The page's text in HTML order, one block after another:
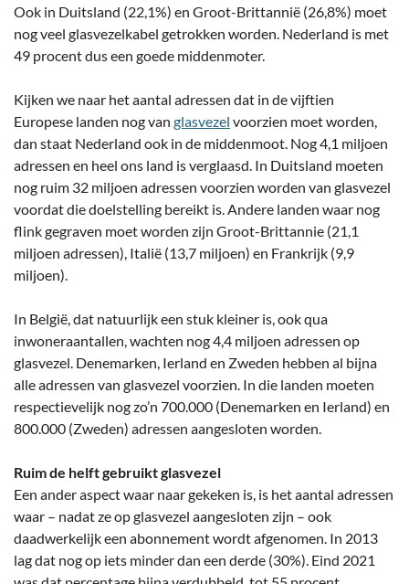
Ook in Duitsland (22,1%) en Groot-Brittannië (26,8%) moet
nog veel glasvezelkabel getrokken worden. Nederland is met
49 procent dus een goede middenmoter.
Kijken we naar het aantal adressen dat in de vijftien
Europese landen nog van glasvezel voorzien moet worden,
dan staat Nederland ook in de middenmoot. Nog 4,1 miljoen
adressen en heel ons land is verglaasd. In Duitsland moeten
nog ruim 32 miljoen adressen voorzien worden van glasvezel
voordat die doelstelling bereikt is. Andere landen waar nog
flink gegraven moet worden zijn Groot-Brittannie (21,1
miljoen adressen), Italië (13,7 miljoen) en Frankrijk (9,9
miljoen).
In België, dat natuurlijk een stuk kleiner is, ook qua
inwoneraantallen, wachten nog 4,4 miljoen adressen op
glasvezel. Denemarken, Ierland en Zweden hebben al bijna
alle adressen van glasvezel voorzien. In die landen moeten
respectievelijk nog zo’n 700.000 (Denemarken en Ierland) en
800.000 (Zweden) adressen aangesloten worden.
Ruim de helft gebruikt glasvezel
Een ander aspect waar naar gekeken is, is het aantal adressen
waar – nadat ze op glasvezel aangesloten zijn – ook
daadwerkelijk een abonnement wordt afgenomen. In 2013
lag dat nog op iets minder dan een derde (30%). Eind 2021